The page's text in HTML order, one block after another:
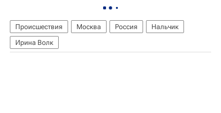
Происшествия Москва Россия
Нальчик
Ирина Волк